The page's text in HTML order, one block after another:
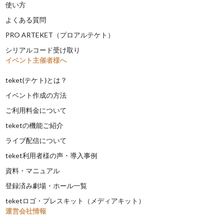
使い方
よくある質問
PRO ARTEKET（プロアルテケト）
シリアルコード受け取り
イベント主催者様へ
teket(テケト)とは？
イベント作成の方法
ご利用料金について
teketの機能ご紹介
ライブ配信について
teket利用者様の声・導入事例
資料・マニュアル
登録済み劇場・ホール一覧
teketロゴ・プレスキット（メディアキット）
運営会社情報